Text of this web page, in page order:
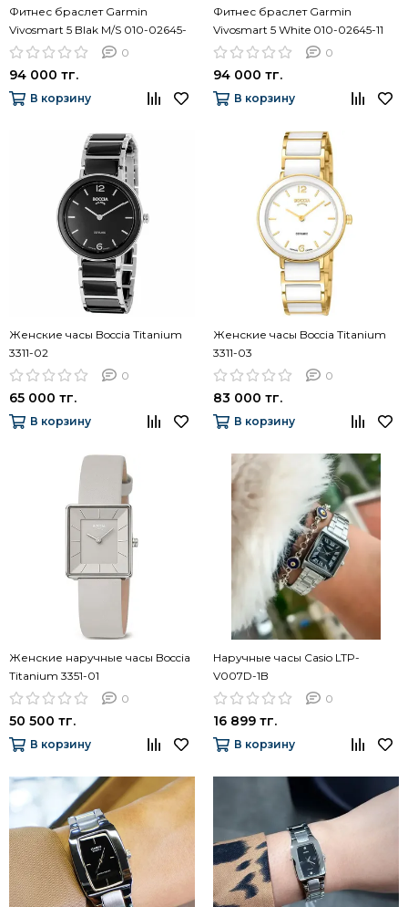
Фитнес браслет Garmin
Vivosmart 5 Blak M/S 010-02645-
10
0
94 000 тг.
В корзину
Фитнес браслет Garmin
Vivosmart 5 White 010-02645-11
0
94 000 тг.
В корзину
Женские часы Boccia Titanium
3311-02
0
65 000 тг.
В корзину
Женские часы Boccia Titanium
3311-03
0
83 000 тг.
В корзину
Женские наручные часы Boccia
Titanium 3351-01
0
50 500 тг.
В корзину
Наручные часы Casio LTP-
V007D-1B
0
16 899 тг.
В корзину